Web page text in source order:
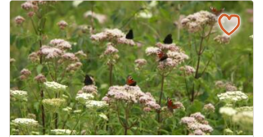
Ein blühendes Schmetterlingsbeet für Groß und Klein